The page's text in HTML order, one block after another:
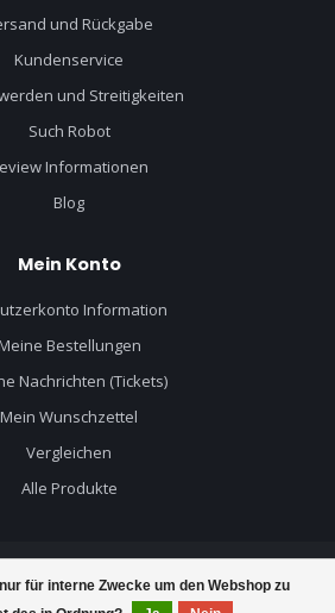
für interne Zwecke um den Webshop zu
und Rückgabe
Kundenservice
und Streitigkeiten
Such Robot
Informationen
Blog
Mein Konto
Information
Bestellungen
Nachrichten (Tickets)
Mein Wunschzettel
Vergleichen
Alle Produkte